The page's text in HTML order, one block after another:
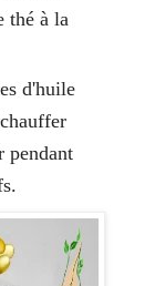
thé à la
d'huile
pendant